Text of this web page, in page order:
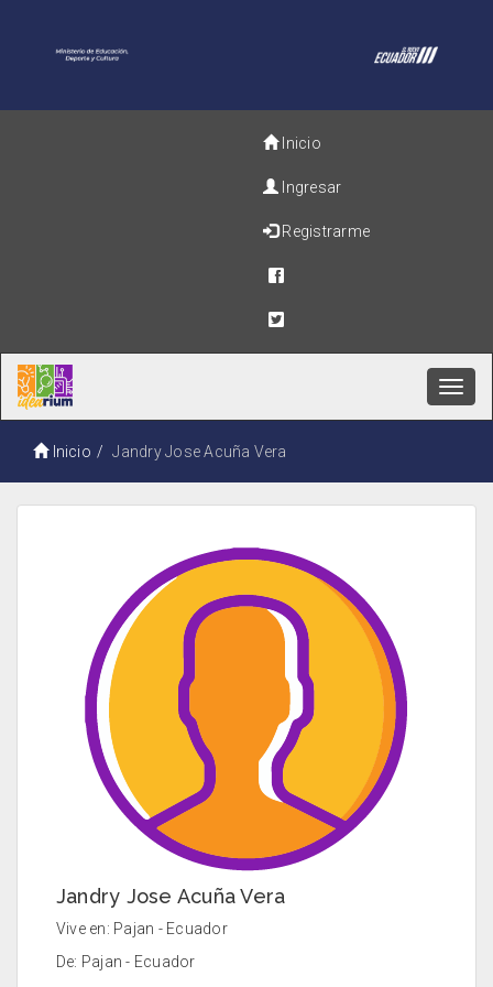
Inicio
Ingresar
Registrarme
Inicio Jandry Jose Acuña Vera
Jandry Jose Acuña Vera
Vive en: Pajan - Ecuador
De: Pajan - Ecuador